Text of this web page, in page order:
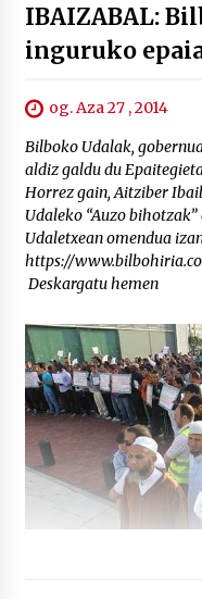
IBAIZABAL:
inguruko
og. Aza 27 , 2014
Bilboko Udalak,
aldiz galdu du
Horrez gain, Aitziber
Udaleko “Auzo
Udaletxean omendua
https://
Deskargatu hemen